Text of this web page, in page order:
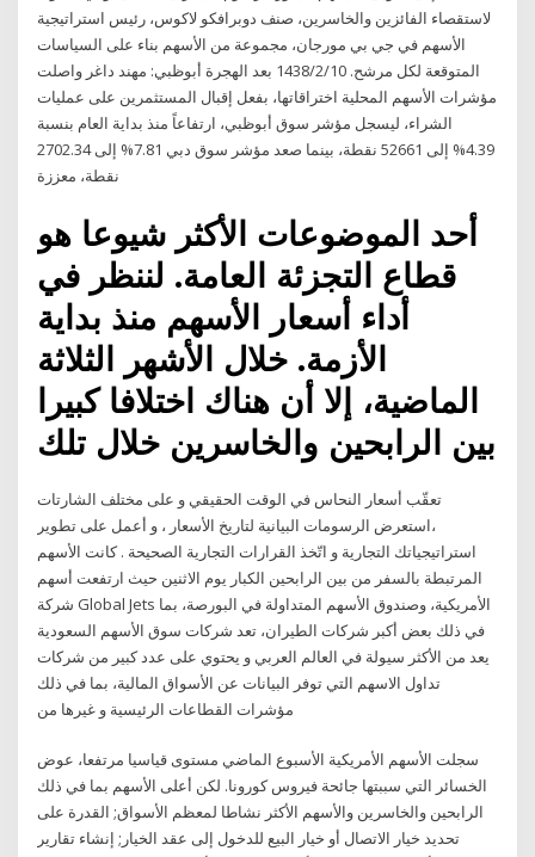
لاستقصاء الفائزين والخاسرين، صنف دوبرافكو لاكوس، رئيس استراتيجية
الأسهم في جي بي مورجان، مجموعة من الأسهم بناء على السياسات
المتوقعة لكل مرشح. 10‏‏/2‏‏/1438 بعد الهجرة أبوظبي: مهند داغر واصلت
مؤشرات الأسهم المحلية اختراقاتها، بفعل إقبال المستثمرين على عمليات
الشراء، ليسجل مؤشر سوق أبوظبي، ارتفاعاً منذ بداية العام بنسبة
4.39% إلى 52661 نقطة، بينما صعد مؤشر سوق دبي 7.81% إلى 2702.34
نقطة، معززة
أحد الموضوعات الأكثر شيوعا هو
قطاع التجزئة العامة. لننظر في
أداء أسعار الأسهم منذ بداية
الأزمة. خلال الأشهر الثلاثة
الماضية، إلا أن هناك اختلافا كبيرا
بين الرابحين والخاسرين خلال تلك
تعقّب أسعار النحاس في الوقت الحقيقي و على مختلف الشارتات
،استعرض الرسومات البيانية لتاريخ الأسعار ، و أعمل على تطوير
استراتيجياتك التجارية و اتّخذ القرارات التجارية الصحيحة . كانت الأسهم
المرتبطة بالسفر من بين الرابحين الكبار يوم الاثنين حيث ارتفعت أسهم
شركة Global Jets الأمريكية، وصندوق الأسهم المتداولة في البورصة، بما
في ذلك بعض أكبر شركات الطيران، تعد شركات سوق الأسهم السعودية
يعد من الأكثر سيولة في العالم العربي و يحتوي على عدد كبير من شركات
تداول الاسهم التي توفر البيانات عن الأسواق المالية، بما في ذلك
مؤشرات القطاعات الرئيسية و غيرها من
سجلت الأسهم الأمريكية الأسبوع الماضي مستوى قياسيا مرتفعا، عوض
الخسائر التي سببتها جائحة فيروس كورونا. لكن أعلى الأسهم بما في ذلك
الرابحين والخاسرين والأسهم الأكثر نشاطا لمعظم الأسواق; القدرة على
تحديد خيار الاتصال أو خيار البيع للدخول إلى عقد الخيار; إنشاء تقارير